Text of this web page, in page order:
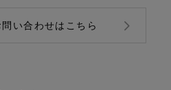
い合わせはこちら